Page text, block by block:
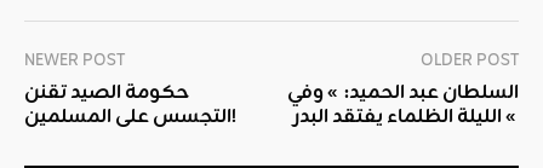
NEWER POST
حكومة الصيد تقنن
التجسس على المسلمين!
OLDER POST
السلطان عبد الحميد: » وفي
الليلة الظلماء يفتقد البدر «